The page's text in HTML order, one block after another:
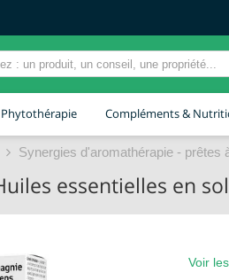
Phytothérapie Compléments &
Synergies d'aromathérapie - prêtes
Huiles essentielles en
Voir